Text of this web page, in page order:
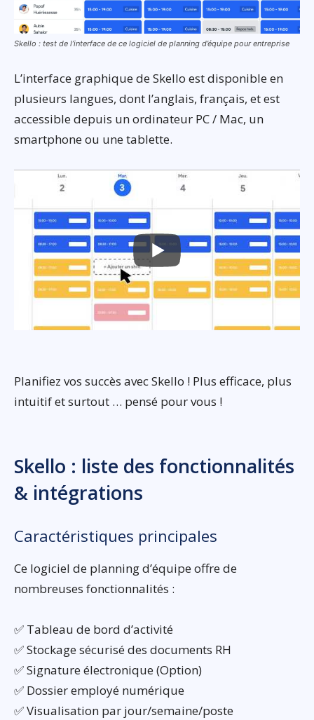
Skello : test de l’interface de ce logiciel de planning d’équipe pour entreprise
L’interface graphique de Skello est disponible en
plusieurs langues, dont l’anglais, français, et est
accessible depuis un ordinateur PC / Mac, un
smartphone ou une tablette.
Planifiez vos succès avec Skello ! Plus efficace, plus
intuitif et surtout … pensé pour vous !
Skello : liste des fonctionnalités
& intégrations
Caractéristiques principales
Ce logiciel de planning d’équipe offre de
nombreuses fonctionnalités :
✅ Tableau de bord d’activité
✅ Stockage sécurisé des documents RH
✅ Signature électronique (Option)
✅ Dossier employé numérique
✅ Visualisation par jour/semaine/poste